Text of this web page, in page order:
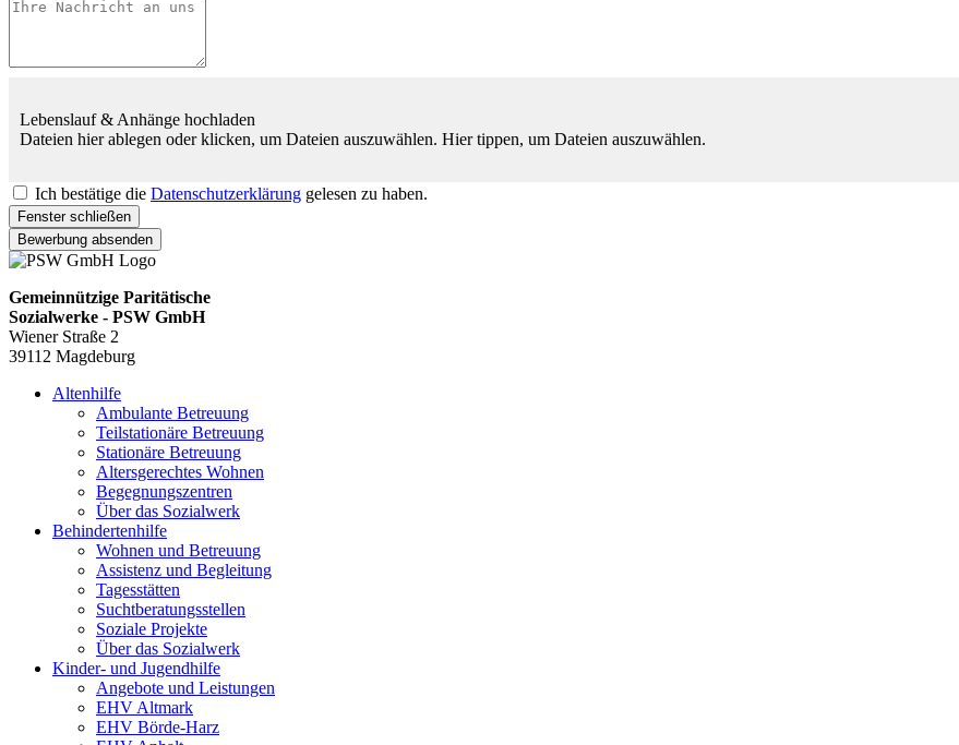
Lebenslauf & Anhänge hochladen
Dateien hier ablegen oder klicken, um Dateien auszuwählen. Hier tippen, um Dateien auszuwählen.
Ich bestätige die Datenschutzerklärung gelesen zu haben.
Fenster schließen
Bewerbung absenden
Gemeinnützige Paritätische
Sozialwerke - PSW GmbH
Wiener Straße 2
39112 Magdeburg
Altenhilfe
Ambulante Betreuung
Teilstationäre Betreuung
Stationäre Betreuung
Altersgerechtes Wohnen
Begegnungszentren
Über das Sozialwerk
Behindertenhilfe
Wohnen und Betreuung
Assistenz und Begleitung
Tagesstätten
Suchtberatungsstellen
Soziale Projekte
Über das Sozialwerk
Kinder- und Jugendhilfe
Angebote und Leistungen
EHV Altmark
EHV Börde-Harz